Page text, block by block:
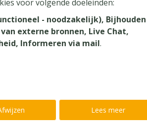
Techniek
voor volgende doeleinden:
- noodzakelijk), Bijhouden
externe bronnen, Live Chat,
Informeren via mail.
Lees meer